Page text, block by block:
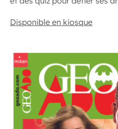
Disponible en kiosque